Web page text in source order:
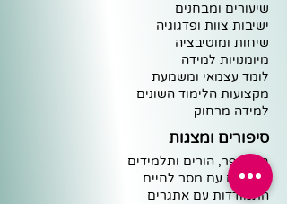
שיעורים ומבחנים
ישיבות צוות ופדגוגיה
שיחות ומוטיבציה
מיומנויות למידה
לומד עצמאי ומשמעת
מקצועות הלימוד השונים
למידה מרחוק
סיפורים ומצגות
בתי ספר, הורים ותלמידים
סיפורים עם מסר לחיים
התמודדות עם אתגרים